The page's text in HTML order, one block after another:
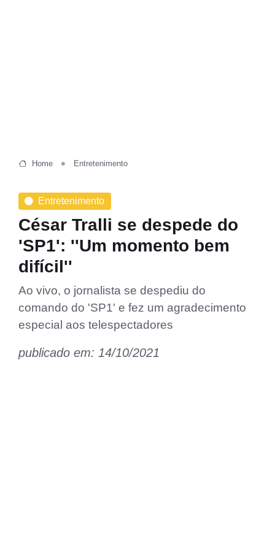
Home Entretenimento
Entretenimento
César Tralli se despede do
'SP1': ''Um momento bem
difícil''
Ao vivo, o jornalista se despediu do
comando do 'SP1' e fez um agradecimento
especial aos telespectadores
publicado em: 14/10/2021